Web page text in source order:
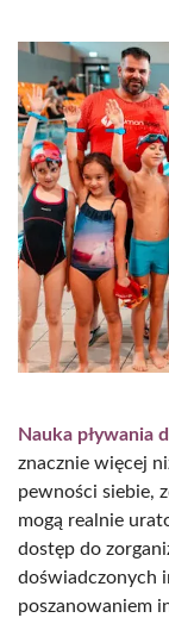
Nauka pływania
znacznie więcej
pewności siebie,
mogą realnie
dostęp do
doświadczonych
poszanowaniem